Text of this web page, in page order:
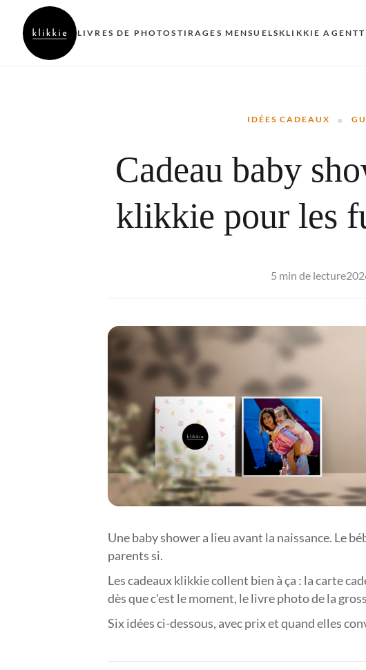
LIVRES DE PHOTOS TIRAGES MENSUELS KLIKKIE AGENT
IDÉES CADEAUX ·
Cadeau baby
klikkie pour les
5 min de lecture
Une baby shower a lieu avant la naissance. Le
parents si.
Les cadeaux klikkie collent bien à ça : la carte
dès que c'est le moment, le livre photo de la
Six idées ci-dessous, avec prix et quand elles